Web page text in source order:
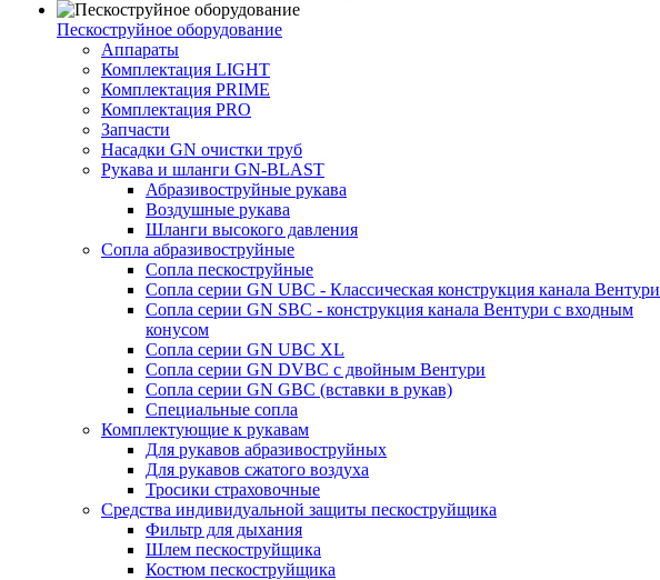
Пескоструйное оборудование
Аппараты
Комплектация LIGHT
Комплектация PRIME
Комплектация PRO
Запчасти
Насадки GN очистки труб
Рукава и шланги GN-BLAST
Абразивоструйные рукава
Воздушные рукава
Шланги высокого давления
Сопла абразивоструйные
Сопла пескоструйные
Сопла серии GN UBC - Классическая конструкция канала Вентури
Сопла серии GN SBC - конструкция канала Вентури c входным
конусом
Сопла серии GN UBC XL
Сопла серии GN DVBC с двойным Вентури
Сопла серии GN GBC (вставки в рукав)
Специальные сопла
Комплектующие к рукавам
Для рукавов абразивоструйных
Для рукавов сжатого воздуха
Тросики страховочные
Средства индивидуальной защиты пескоструйщика
Фильтр для дыхания
Шлем пескоструйщика
Костюм пескоструйщика